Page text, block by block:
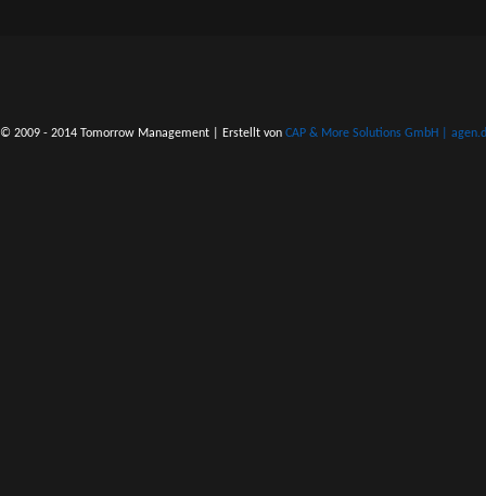
© 2009 - 2014 Tomorrow Management | Erstellt von CAP & More Solutions GmbH |